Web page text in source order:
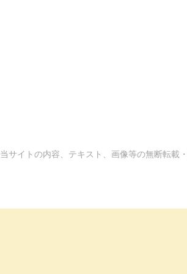
当サイトの内容、テキスト、画像等の無断転載